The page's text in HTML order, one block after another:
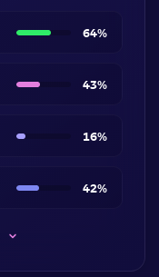
64%
43%
16%
42%